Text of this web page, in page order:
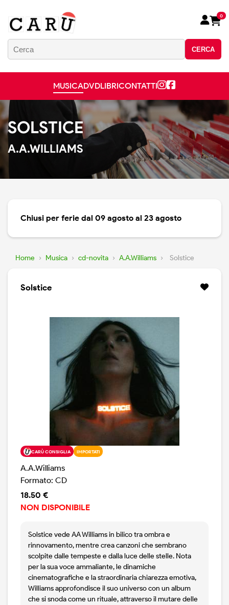
CERCA
0
MUSICADVDLIBRICONTATTI
SOLSTICE
A.A.WILLIAMS
Chiusi per ferie dal 09 agosto al 23 agosto
Home › Musica › cd-novita › A.A.Williams › Solstice
Solstice
CARÙ CONSIGLIA IMPORTATI
A.A.Williams
Formato: CD
18.50 €
NON DISPONIBILE
Solstice vede AA Williams in bilico tra ombra e
rinnovamento, mentre crea canzoni che sembrano
scolpite dalle tempeste e dalla luce delle stelle. Nota
per la sua voce ammaliante, le dinamiche
cinematografiche e la straordinaria chiarezza emotiva,
Williams approfondisce il suo universo con un album
che si snoda come un rituale, attraverso il mutare delle